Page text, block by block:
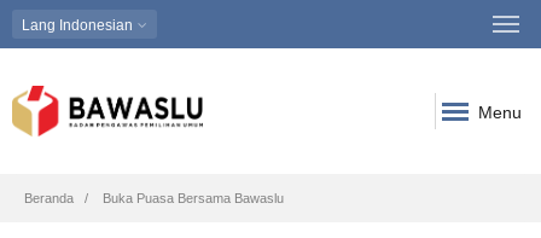
Lang Indonesian
Menu
Breadcrumb
Beranda Buka Puasa Bersama Bawaslu